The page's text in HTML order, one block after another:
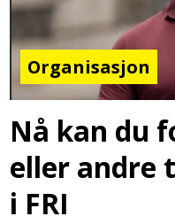
Organisasjon
Nå kan du
eller andre
i FRI